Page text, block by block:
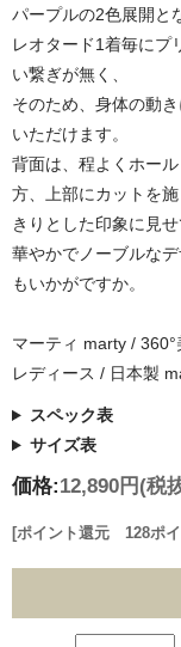
パープルの2色展開と
レオタード1着毎にプ
い繋ぎが無く、
そのため、身体の動
いただけます。
背面は、程よくホー
方、上部にカットを
きりとした印象に見せ
華やかでノーブルな
もいかがですか。
マーティ marty /
レディース / 日本製
スペック表
サイズ表
価格:12,890円 (税
[ポイント還元 128ポ